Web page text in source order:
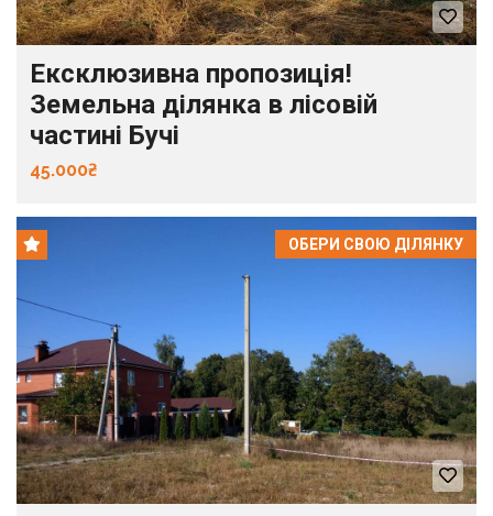
Ексклюзивна пропозиція!
Земельна ділянка в лісовій
частині Бучі
45.000₴
ОБЕРИ СВОЮ ДІЛЯНКУ